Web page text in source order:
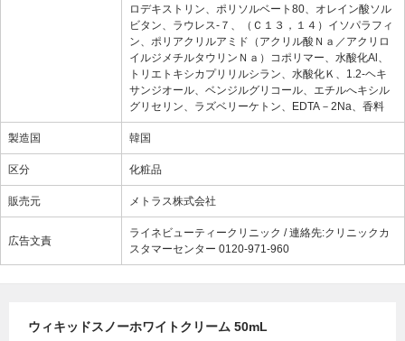
ロデキストリン、ポリソルベート80、オレイン酸ソル
ビタン、ラウレス-７、（Ｃ１３，１４）イソパラフィ
ン、ポリアクリルアミド（アクリル酸Ｎａ／アクリロ
イルジメチルタウリンＮａ）コポリマー、水酸化Al、
トリエトキシカプリリルシラン、水酸化Ｋ、1.2-ヘキ
サンジオール、ベンジルグリコール、エチルへキシル
グリセリン、ラズベリーケトン、EDTA－2Na、香料
製造国 韓国
区分 化粧品
販売元 メトラス株式会社
広告文責
ライネビューティークリニック / 連絡先:クリニックカ
スタマーセンター 0120-971-960
ウィキッドスノーホワイトクリーム 50mL